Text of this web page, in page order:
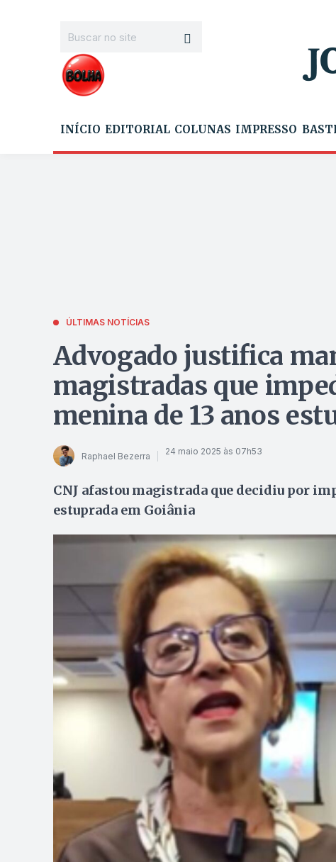
INÍCIO EDITORIAL COLUNAS IMPRESSO
ÚLTIMAS NOTÍCIAS
Advogado justifica
magistradas que
menina de 13 anos
Raphael Bezerra 24 maio 2025 às 07h53
CNJ afastou magistrada que decidiu por
estuprada em Goiânia